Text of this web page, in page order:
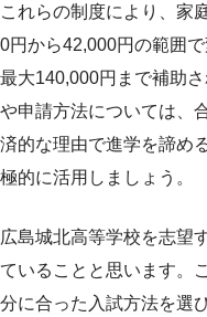
これらの制度により、家
0円から42,000円の範囲
最大140,000円まで補助
や申請方法については、
済的な理由で進学を諦め
極的に活用しましょう。
広島城北高等学校を志望
ていることと思います。
分に合った入試方法を選